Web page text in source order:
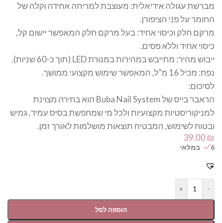
מברשת עגולה אידיאלית: מעוצבת למריחה אחידה וקלה של
החומר על פני הציפורן.
מרקם חלק וכיסוי אחיד: בעל מרקם חלק המאפשר יישום קל,
כיסוי אחיד וללא פסים.
ייבוש מהיר: מתייבש במהירות במנורת LED (תוך כ-60 שניות).
נפח: מכיל 16 מ"ל, המאפשר שימוש מקצועי ממושך.
לסיכום:
הראבר בייס של Buba Nail System הוא בחירה מצוינת
למניקוריסטיות מקצועיות ולכל מי שמחפשת בסיס עמיד, גמיש
ובטוח לשימוש, המבטיח תוצאות מושלמות לאורך זמן.
39.00₪
6 במלאי
-
+
הוספה לסל